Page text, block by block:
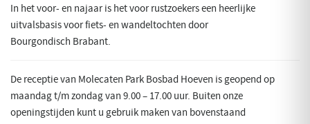
In het voor- en najaar is het voor rustzoekers een heerlijke
uitvalsbasis voor fiets- en wandeltochten door
Bourgondisch Brabant.
De receptie van Molecaten Park Bosbad Hoeven is geopend op
maandag t/m zondag van 9.00 – 17.00 uur. Buiten onze
openingstijden kunt u gebruik maken van bovenstaand